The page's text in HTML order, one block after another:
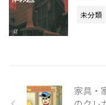
未分類
家具・